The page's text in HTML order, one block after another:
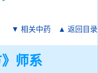
▼ 相关中药 ▲ 返回目录
》师系